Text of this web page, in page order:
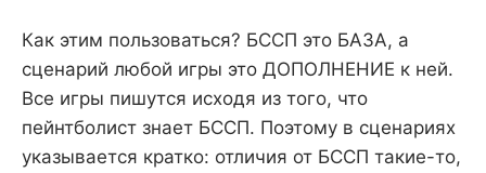
Как этим пользоваться? БССП это БАЗА, а
сценарий любой игры это ДОПОЛНЕНИЕ к ней.
Все игры пишутся исходя из того, что
пейнтболист знает БССП. Поэтому в сценариях
указывается кратко: отличия от БССП такие-то,